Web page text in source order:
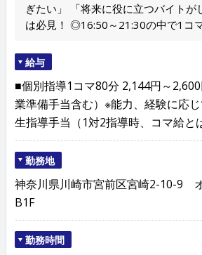
ぎたい」 「将来に役に立つバイトが
は必見！ ◎16:50～21:30の中で1コ
給与
■個別指導1コマ80分 2,144円～
業準備手当含む）※能力、経験に応
生指導手当（1対2指導時、コマ給と
勤務地
神奈川県川崎市宮前区宮崎2-10-9
B1F
勤務時間